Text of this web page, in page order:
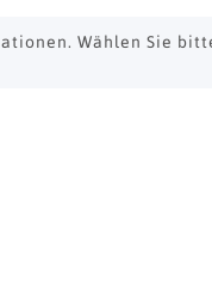
Wählen Sie